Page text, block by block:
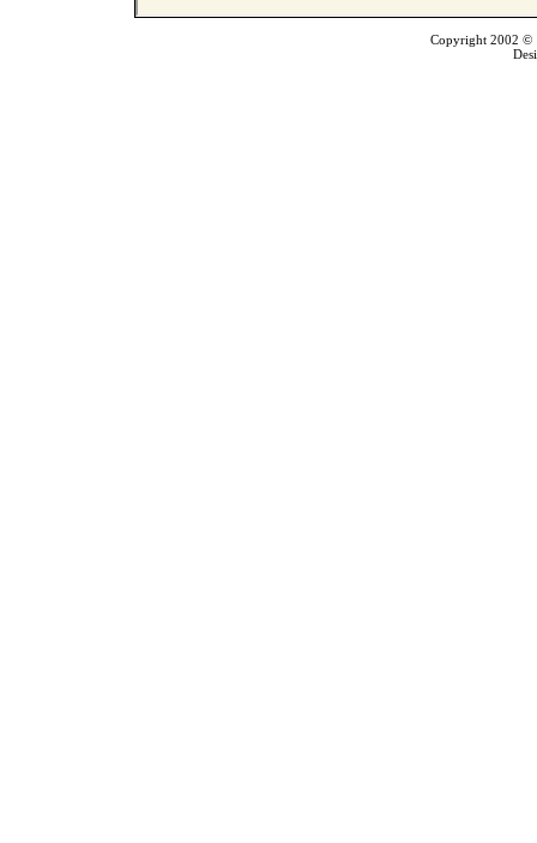
Copyright 2002 ©